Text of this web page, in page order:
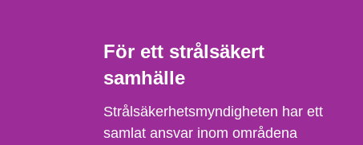
För ett strålsäkert
samhälle
Strålsäkerhetsmyndigheten har ett
samlat ansvar inom områdena